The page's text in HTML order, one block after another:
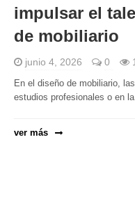
impulsar el
de mobiliario
junio 4, 2026 0
En el diseño de mobiliario,
estudios profesionales o en
ver más